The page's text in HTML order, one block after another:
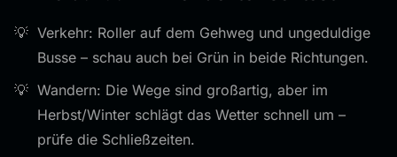
Verkehr: Roller auf dem Gehweg und ungeduldige
Busse – schau auch bei Grün in beide Richtungen.
Wandern: Die Wege sind großartig, aber im
Herbst/Winter schlägt das Wetter schnell um –
prüfe die Schließzeiten.